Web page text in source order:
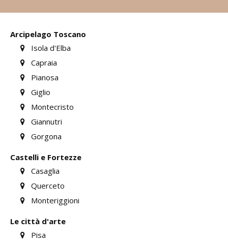
Arcipelago Toscano
Isola d'Elba
Capraia
Pianosa
Giglio
Montecristo
Giannutri
Gorgona
Castelli e Fortezze
Casaglia
Querceto
Monteriggioni
Le città d'arte
Pisa